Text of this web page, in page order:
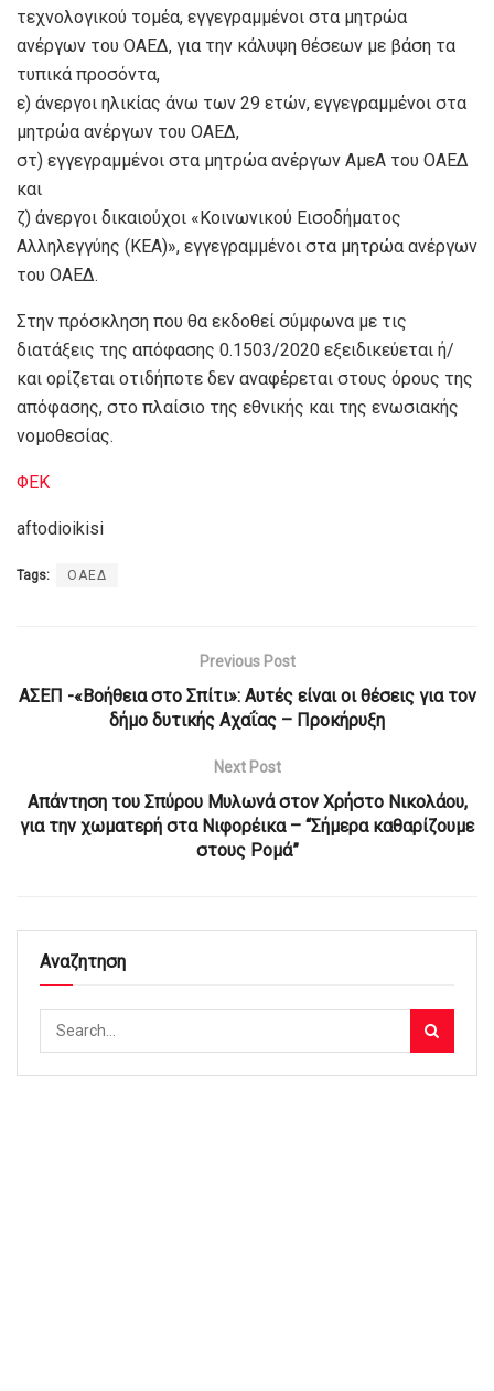
τεχνολογικού τομέα, εγγεγραμμένοι στα μητρώα
ανέργων του ΟΑΕΔ, για την κάλυψη θέσεων με βάση τα
τυπικά προσόντα,
ε) άνεργοι ηλικίας άνω των 29 ετών, εγγεγραμμένοι στα
μητρώα ανέργων του ΟΑΕΔ,
στ) εγγεγραμμένοι στα μητρώα ανέργων ΑμεΑ του ΟΑΕΔ
και
ζ) άνεργοι δικαιούχοι «Κοινωνικού Εισοδήματος
Αλληλεγγύης (ΚΕΑ)», εγγεγραμμένοι στα μητρώα ανέργων
του ΟΑΕΔ.
Στην πρόσκληση που θα εκδοθεί σύμφωνα με τις
διατάξεις της απόφασης 0.1503/2020 εξειδικεύεται ή/
και ορίζεται οτιδήποτε δεν αναφέρεται στους όρους της
απόφασης, στο πλαίσιο της εθνικής και της ενωσιακής
νομοθεσίας.
ΦΕΚ
aftodioikisi
Tags: ΟΑΕΔ
Previous Post
ΑΣΕΠ -«Βοήθεια στο Σπίτι»: Αυτές είναι οι θέσεις για τον
δήμο δυτικής Αχαΐας – Προκήρυξη
Next Post
Απάντηση του Σπύρου Μυλωνά στον Χρήστο Νικολάου,
για την χωματερή στα Νιφορέικα – “Σήμερα καθαρίζουμε
στους Ρομά”
Αναζητηση